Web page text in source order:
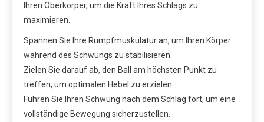
Ihren Oberkörper, um die Kraft Ihres Schlags zu
maximieren.
Spannen Sie Ihre Rumpfmuskulatur an, um Ihren Körper
während des Schwungs zu stabilisieren.
Zielen Sie darauf ab, den Ball am höchsten Punkt zu
treffen, um optimalen Hebel zu erzielen.
Führen Sie Ihren Schwung nach dem Schlag fort, um eine
vollständige Bewegung sicherzustellen.